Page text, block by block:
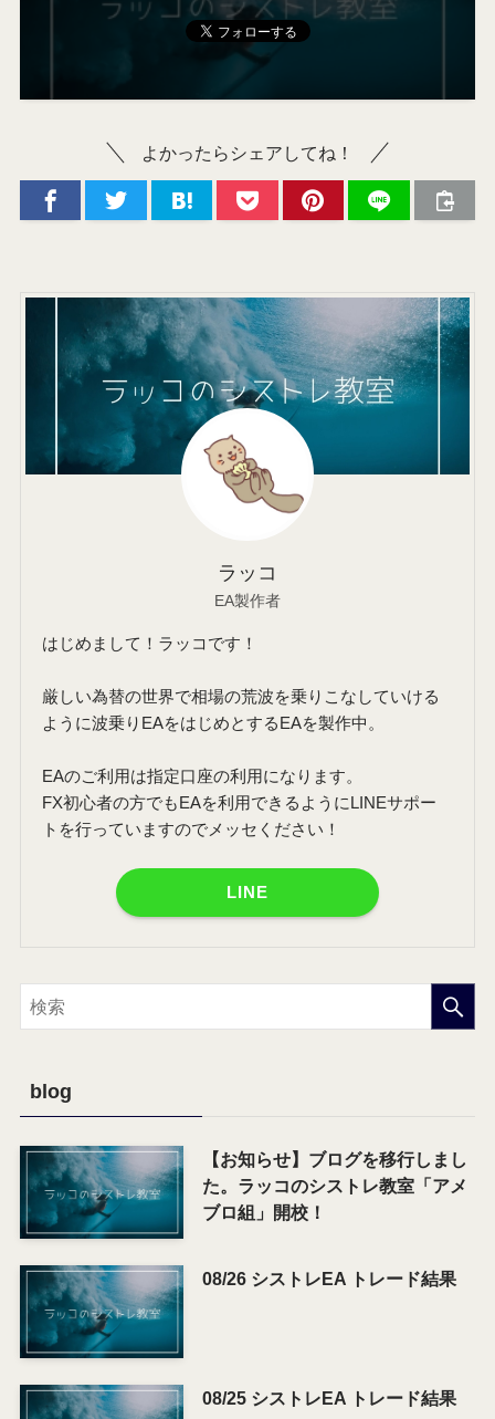
よかったらシェアしてね！
ラッコ
EA製作者
はじめまして！ラッコです！
厳しい為替の世界で相場の荒波を乗りこなしていける
ように波乗りEAをはじめとするEAを製作中。
EAのご利用は指定口座の利用になります。
FX初心者の方でもEAを利用できるようにLINEサポー
トを行っていますのでメッセください！
LINE
blog
【お知らせ】ブログを移行しまし
た。ラッコのシストレ教室「アメ
ブロ組」開校！
08/26 シストレEA トレード結果
08/25 シストレEA トレード結果